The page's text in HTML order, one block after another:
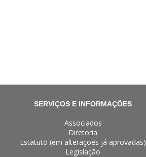
SERVIÇOS E INFORMAÇÕES
Associados
Diretoria
Estatuto (em alterações já aprovadas)
Legislação